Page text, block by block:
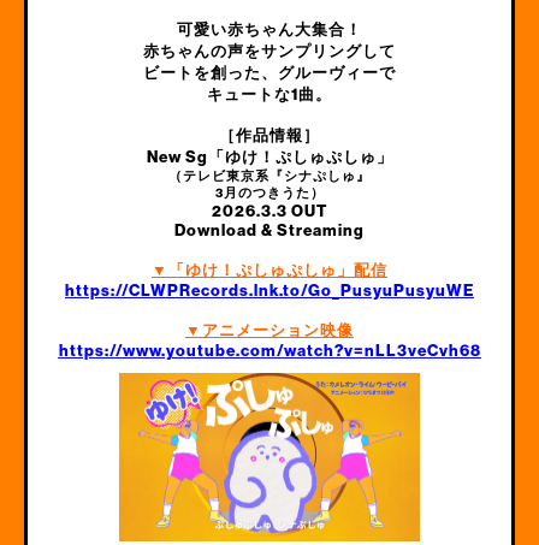
可愛い赤ちゃん大集合！
赤ちゃんの声をサンプリングして
ビートを創った、グルーヴィーで
キュートな1曲。
［作品情報］
New Sg「ゆけ！ぷしゅぷしゅ」
（テレビ東京系『シナぷしゅ』
3月のつきうた）
2026.3.3 OUT
Download & Streaming
▼「ゆけ！ぷしゅぷしゅ」配信
https://CLWPRecords.lnk.to/Go_PusyuPusyuWE
▼アニメーション映像
https://www.youtube.com/watch?v=nLL3veCvh68